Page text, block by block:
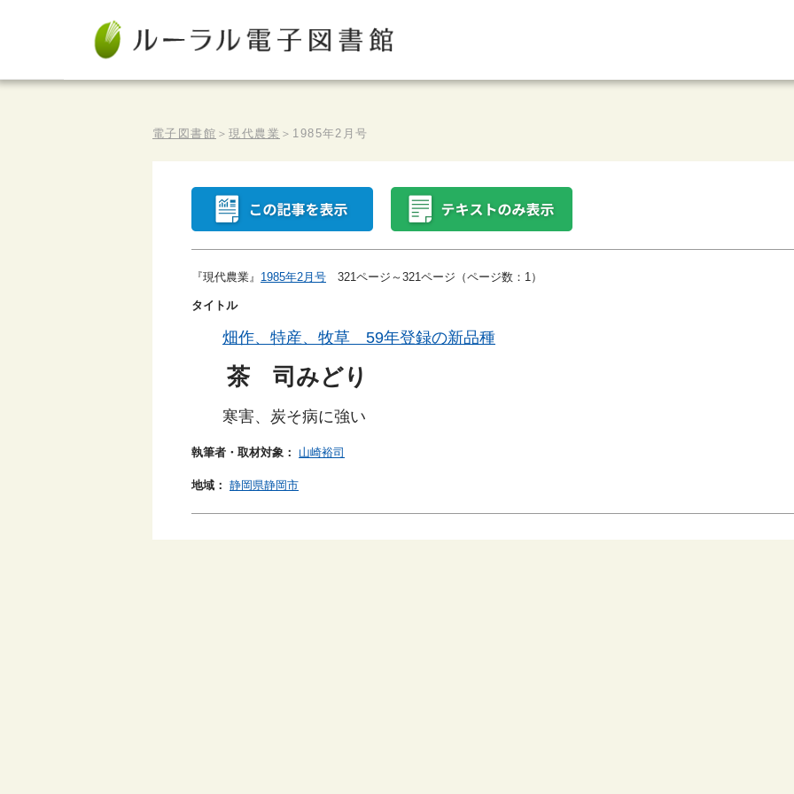
電子図書館 ＞現代農業 ＞ 1985年2月号
『現代農業』 1985年2月号 321ページ～321ページ（ページ数：1）
タイトル
畑作、特産、牧草 59年登録の新品種
茶 司みどり
寒害、炭そ病に強い
執筆者・取材対象： 山崎裕司
地域： 静岡県静岡市